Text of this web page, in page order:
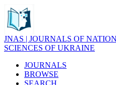
JNAS | JOURNALS OF
SCIENCES OF UKRAINE
JOURNALS
BROWSE
SEARCH